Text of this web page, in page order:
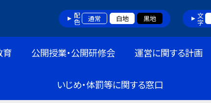
配色 通常 白地 黒地 文字
育 公開授業・公開研修会 運営に関する計画
いじめ・体罰等に関する窓口